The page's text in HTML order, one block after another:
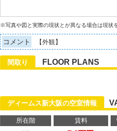
※写真や図と実際の現状とが異なる場合は現状
コメント 【外観】
間取り FLOOR PLANS
ディームス新大阪の空室情報
所在階 賃料